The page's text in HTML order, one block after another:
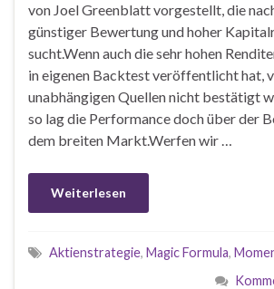
von Joel Greenblatt vorgestellt, die
günstiger Bewertung und hoher
sucht.Wenn auch die sehr hohen
in eigenen Backtest veröffentlicht hat,
unabhängigen Quellen nicht bestätigt
so lag die Performance doch über der
dem breiten Markt.Werfen wir …
Weiterlesen
Aktienstrategie, Magic Formula,